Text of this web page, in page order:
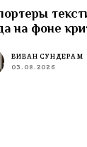
на фоне
ВИВАН СУНДЕРАМ
03.08.2026